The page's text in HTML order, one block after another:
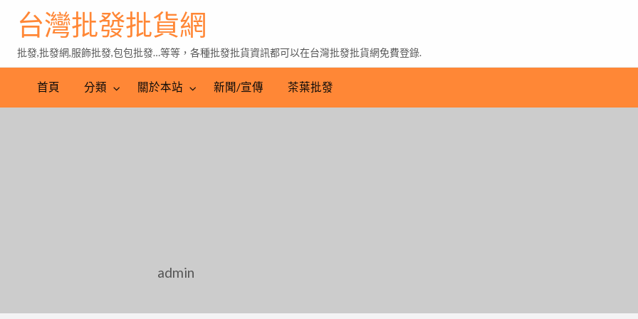
茶
發
台灣批發批貨網
批發,批發網,服飾批發,包包批發…等等，各種批發批貨資訊都可以在台灣批發批貨網免費登錄.
首頁 分類 關於本站 新聞/宣傳 茶葉批發
admin